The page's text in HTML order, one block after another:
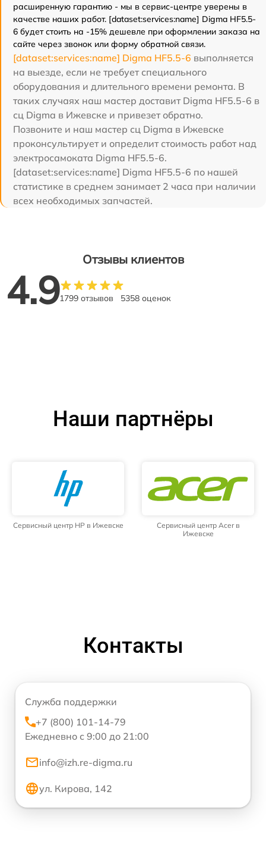
расширенную гарантию - мы в сервис-центре уверены в
качестве наших работ. [dataset:services:name] Digma HF5.5-
6 будет стоить на -15% дешевле при оформлении заказа на
сайте через звонок или форму обратной связи.
[dataset:services:name] Digma HF5.5-6 выполняется
на выезде, если не требует специального
оборудования и длительного времени ремонта. В
таких случаях наш мастер доставит Digma HF5.5-6 в
сц Digma в Ижевске и привезет обратно.
Позвоните и наш мастер сц Digma в Ижевске
проконсультирует и определит стоимость работ над
электросамоката Digma HF5.5-6.
[dataset:services:name] Digma HF5.5-6 по нашей
статистике в среднем занимает 2 часа при наличии
всех необходимых запчастей.
Отзывы клиентов
4.91799 отзывов 5358 оценок
Наши партнёры
Сервисный центр HP в Ижевске
Сервисный центр Acer в
Ижевске
Контакты
Служба поддержки
+7 (800) 101-14-79
Ежедневно с 9:00 до 21:00
info@izh.re-digma.ru
ул. Кирова, 142